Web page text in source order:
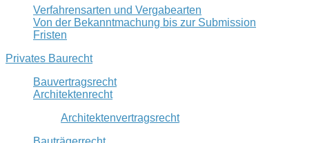
Verfahrensarten und Vergabearten
Von der Bekanntmachung bis zur Submission
Fristen
Privates Baurecht
Bauvertragsrecht
Architektenrecht
Architektenvertragsrecht